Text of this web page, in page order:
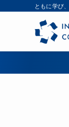
ともに学び